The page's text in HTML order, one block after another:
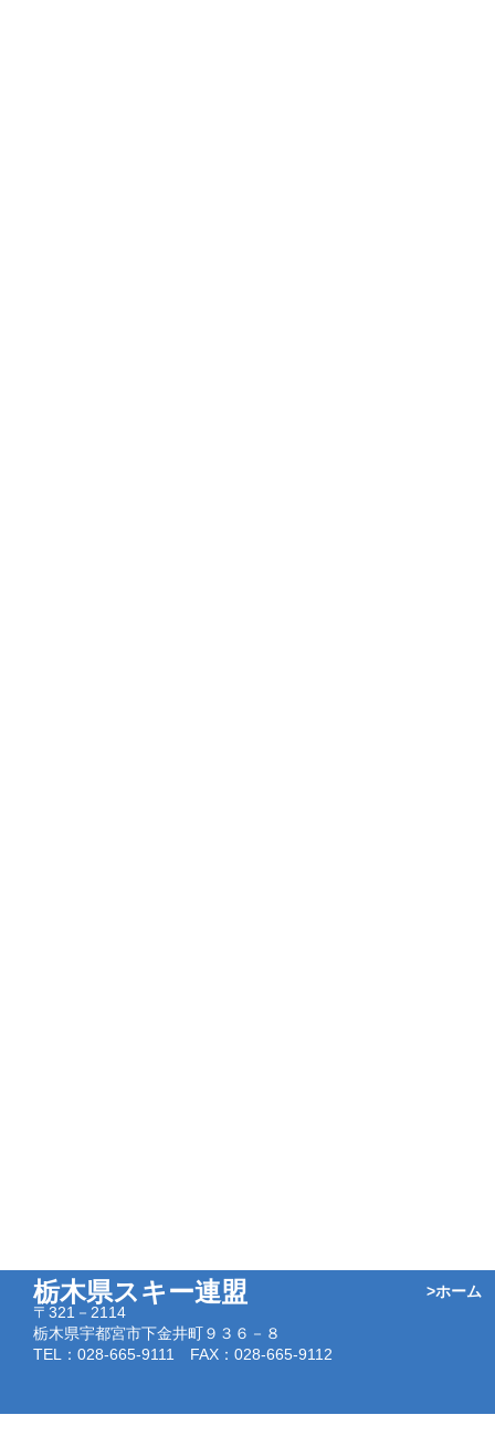
栃木県スキー連盟
〒321－2114
栃木県宇都宮市下金井町９３６－８
TEL：028-665-9111 FAX：028-665-9112
>ホーム